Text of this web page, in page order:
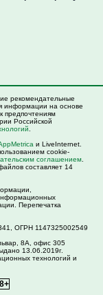
рекомендательные
информации на основе
предпочтениям
Российской
и LiveInternet.
cookie-
соглашением
составляет 14
Перепечатка
ОГРН 1147325002549
8А, офис 305
13.06.2019г.
технологий и